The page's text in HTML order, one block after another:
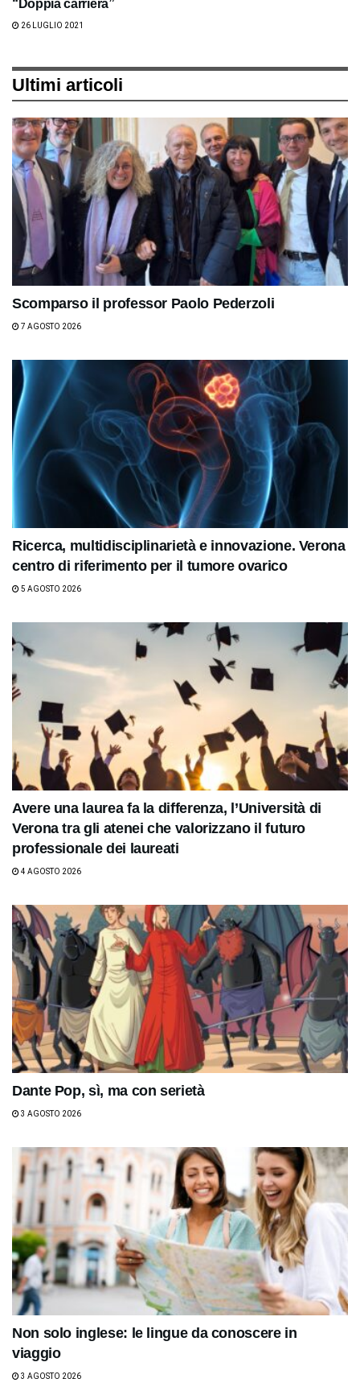
“Doppia carriera”
26 LUGLIO 2021
Ultimi articoli
Scomparso il professor Paolo Pederzoli
7 AGOSTO 2026
Ricerca, multidisciplinarietà e innovazione. Verona
centro di riferimento per il tumore ovarico
5 AGOSTO 2026
Avere una laurea fa la differenza, l’Università di
Verona tra gli atenei che valorizzano il futuro
professionale dei laureati
4 AGOSTO 2026
Dante Pop, sì, ma con serietà
3 AGOSTO 2026
Non solo inglese: le lingue da conoscere in
viaggio
3 AGOSTO 2026